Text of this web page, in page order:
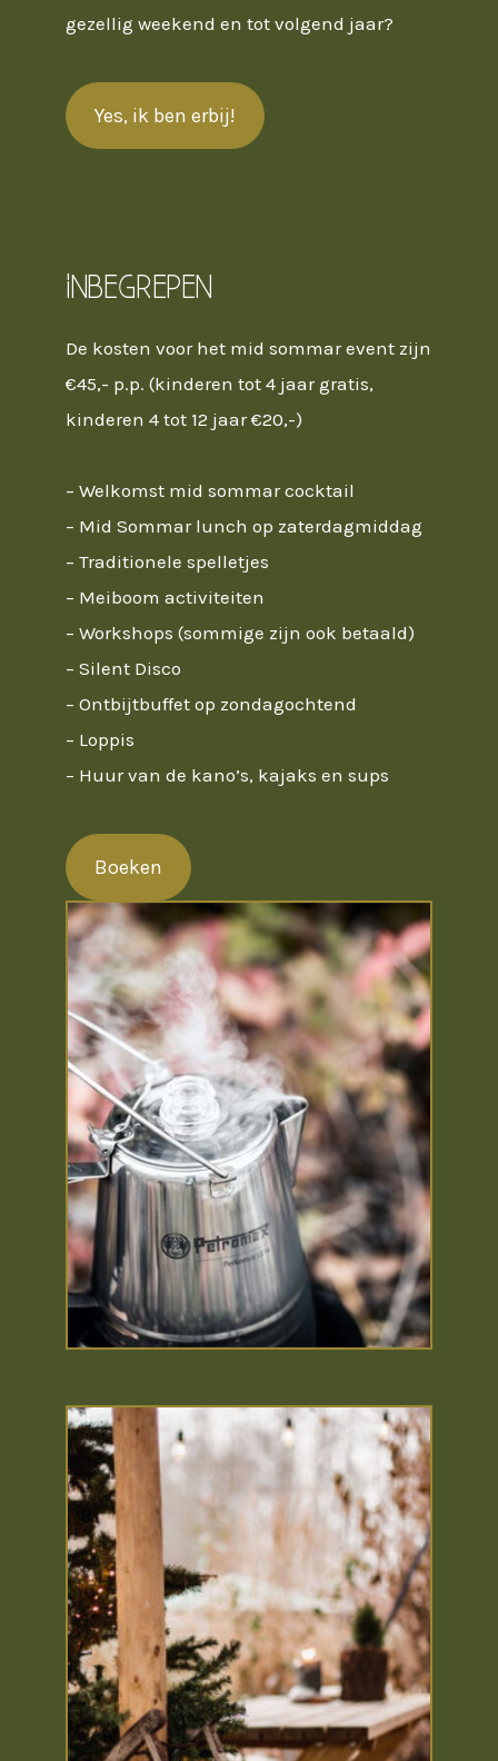
gezellig weekend en tot volgend jaar?
Yes, ik ben erbij!
Inbegrepen
De kosten voor het mid sommar event zijn
€45,- p.p. (kinderen tot 4 jaar gratis,
kinderen 4 tot 12 jaar €20,-)
– Welkomst mid sommar cocktail
– Mid Sommar lunch op zaterdagmiddag
– Traditionele spelletjes
– Meiboom activiteiten
– Workshops (sommige zijn ook betaald)
– Silent Disco
– Ontbijtbuffet op zondagochtend
– Loppis
– Huur van de kano’s, kajaks en sups
Boeken